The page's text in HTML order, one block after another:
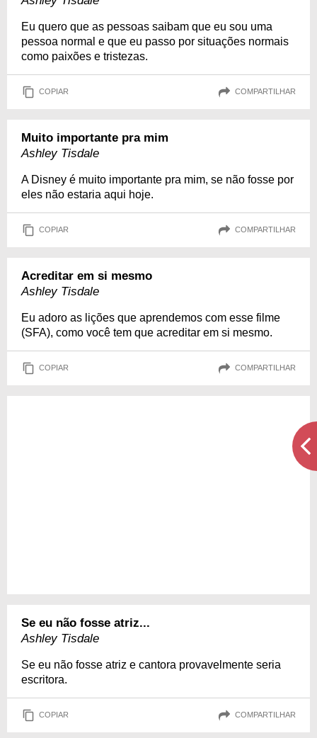
Eu quero que as pessoas saibam que eu sou uma
pessoa normal e que eu passo por situações normais
como paixões e tristezas.
COPIAR COMPARTILHAR
Muito importante pra mim
Ashley Tisdale
A Disney é muito importante pra mim, se não fosse por
eles não estaria aqui hoje.
COPIAR COMPARTILHAR
Acreditar em si mesmo
Ashley Tisdale
Eu adoro as lições que aprendemos com esse filme
(SFA), como você tem que acreditar em si mesmo.
COPIAR COMPARTILHAR
Se eu não fosse atriz...
Ashley Tisdale
Se eu não fosse atriz e cantora provavelmente seria
escritora.
COPIAR COMPARTILHAR